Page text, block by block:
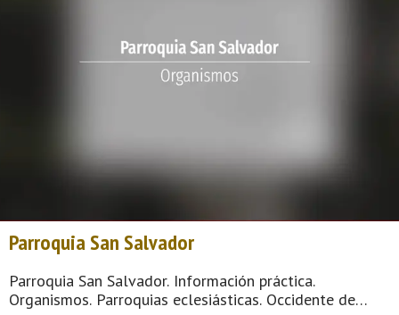
Parroquia San Salvador
Parroquia San Salvador. Información práctica.
Organismos. Parroquias eclesiásticas. Occidente de